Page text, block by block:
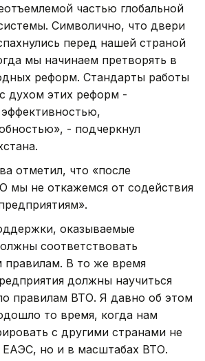
частью глобальной
Символично, что двери
перед нашей страной
мы начинаем претворять в
реформ. Стандарты работы
духом этих реформ -
- подчеркнул
отметил, что «после
мы не откажемся от содействия
оказываемые
соответствовать
В то же время
должны научиться
правилам ВТО. Я давно об этом
то время, когда нам
с другими странами не
ЕАЭС, но и в масштабах ВТО.